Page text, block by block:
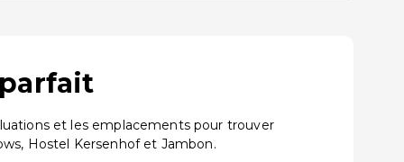
et les emplacements pour trouver
Hostel Kersenhof et Jambon.